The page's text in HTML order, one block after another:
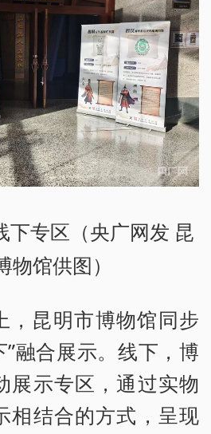
下专区（央广网发 昆
物馆供图）
，昆明市博物馆同步
”融合展示。线下，博
展示专区，通过实物
相结合的方式，呈现